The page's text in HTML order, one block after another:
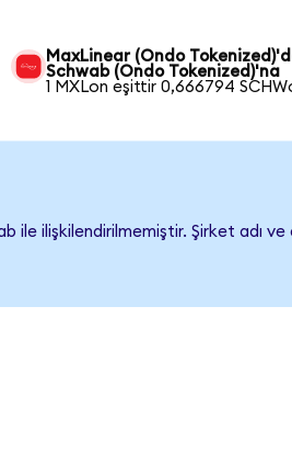
MaxLinear (Ondo
Schwab (Ondo Tokenized)'na
1 MXLon eşittir 0,666794
ile ilişkilendirilmemiştir. Şirket adı